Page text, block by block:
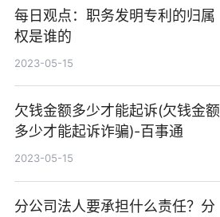
每日观点：职务发明专利的归属
权是谁的
2023-05-15
欠钱金额多少才能起诉(欠钱金额
多少才能起诉诈骗)-百事通
2023-05-15
分公司法人要承担什么责任？分